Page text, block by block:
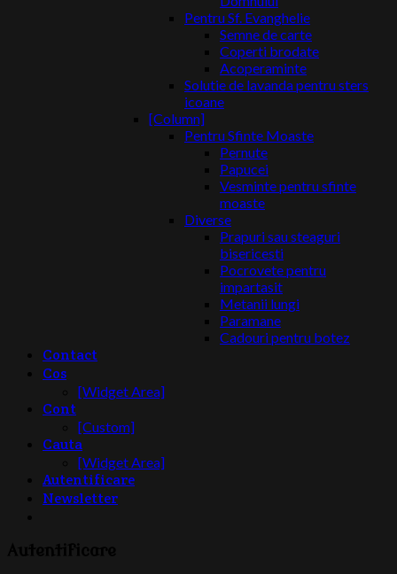
Pentru Sf. Evanghelie
Semne de carte
Coperti brodate
Acoperaminte
Solutie de lavanda pentru sters
icoane
[Column]
Pentru Sfinte Moaste
Pernute
Papucei
Vesminte pentru sfinte
moaste
Diverse
Prapuri sau steaguri
bisericesti
Pocrovete pentru
impartasit
Metanii lungi
Paramane
Cadouri pentru botez
Contact
Cos
[Widget Area]
Cont
[Custom]
Cauta
[Widget Area]
Autentificare
Newsletter